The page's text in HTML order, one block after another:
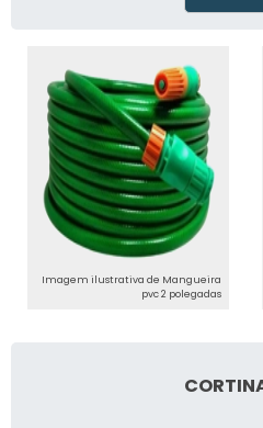
Imagem ilustrativa de Mangueira
pvc 2 polegadas